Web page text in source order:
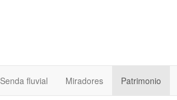
Senda fluvial Miradores Patrimonio